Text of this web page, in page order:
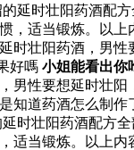
延时壮阳药酒
适当锻炼。以
时壮阳药酒，男
好嗎 小姐能看出你
男性要想延时壮
知道药酒怎么
时壮阳药酒配
适当锻炼。以上内